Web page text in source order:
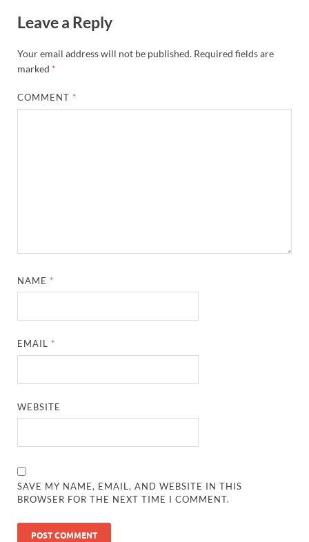
Leave a Reply
Your email address will not be published. Required fields are
marked *
COMMENT *
NAME *
EMAIL *
WEBSITE
SAVE MY NAME, EMAIL, AND WEBSITE IN THIS
BROWSER FOR THE NEXT TIME I COMMENT.